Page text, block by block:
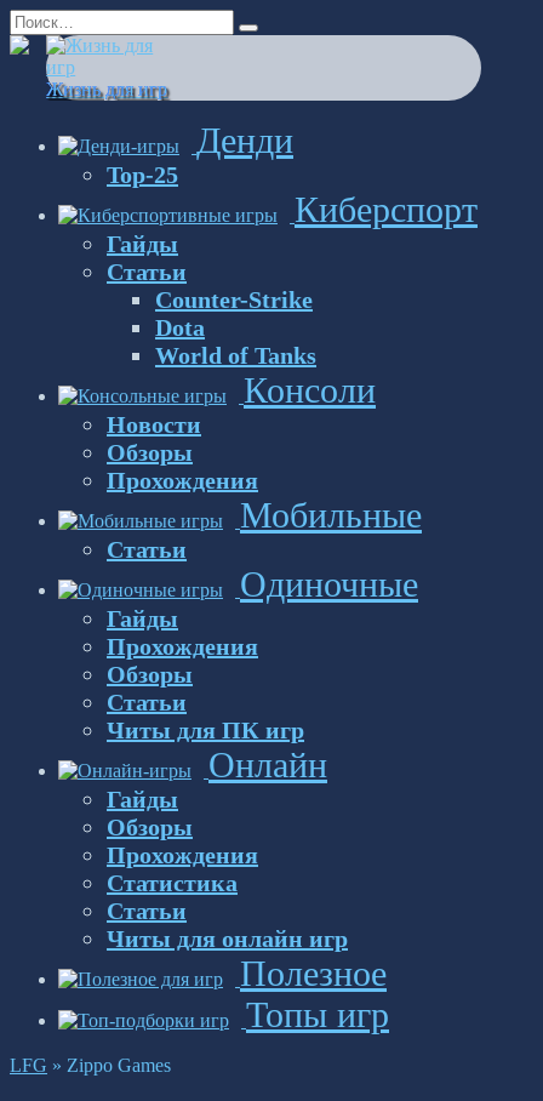
Перейти
к
содержанию
Search
for:
Жизнь для игр
Денди
Top-25
Киберспорт
Гайды
Статьи
Counter-Strike
Dota
World of Tanks
Консоли
Новости
Обзоры
Прохождения
Мобильные
Статьи
Одиночные
Гайды
Прохождения
Обзоры
Статьи
Читы для ПК игр
Онлайн
Гайды
Обзоры
Прохождения
Статистика
Статьи
Читы для онлайн игр
Полезное
Топы игр
LFG » Zippo Games